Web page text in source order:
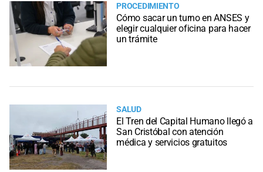
PROCEDIMIENTO
Cómo sacar un turno en ANSES y
elegir cualquier oficina para hacer
un trámite
SALUD
El Tren del Capital Humano llegó a
San Cristóbal con atención
médica y servicios gratuitos